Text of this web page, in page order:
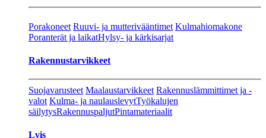
Porakoneet Ruuvi- ja mutterivääntimet Kulmahiomakone
Poranterät ja laikatHylsy- ja kärkisarjat
Rakennustarvikkeet
Suojavarusteet Maalaustarvikkeet Rakennuslämmittimet ja -
valot Kulma- ja naulauslevytTyökalujen
säilytysRakennuspaljutPintamateriaalit
Lvis